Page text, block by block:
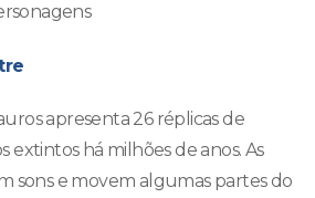
apresenta 26 réplicas de
extintos há milhões de anos. As
sons e movem algumas partes do